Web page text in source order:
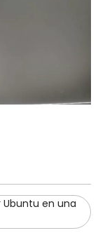
en una